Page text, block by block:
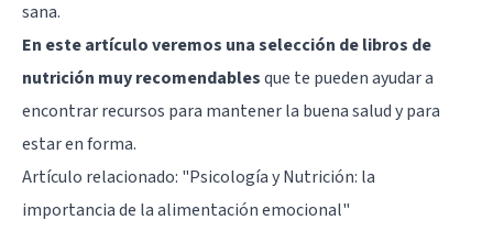
sana.
En este artículo veremos una selección de libros de
nutrición muy recomendablesque te pueden ayudar a
encontrar recursos para mantener la buena salud y para
estar en forma.
Artículo relacionado: "Psicología y Nutrición: la
importancia de la alimentación emocional"